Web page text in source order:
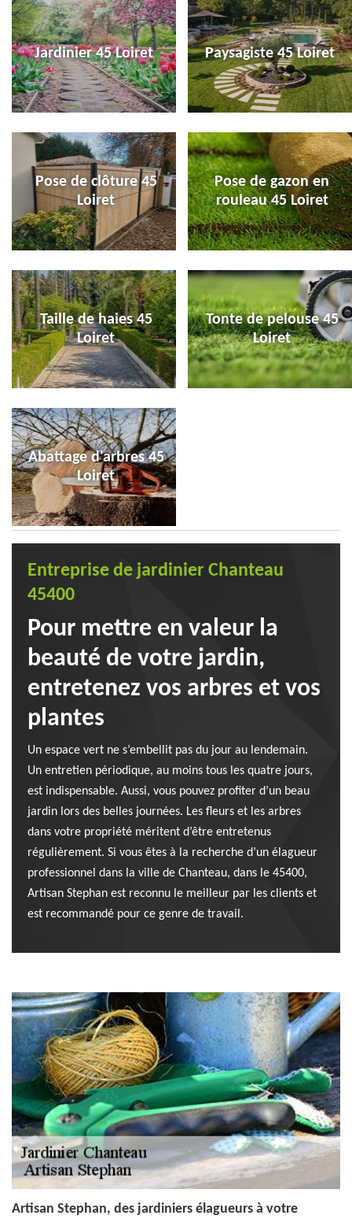
Jardinier 45 Loiret Paysagiste 45 Loiret
Pose de clôture 45
Loiret
Pose de gazon en
rouleau 45 Loiret
Taille de haies 45
Loiret
Tonte de pelouse 45
Loiret
Abattage d'arbres 45
Loiret
Entreprise de jardinier Chanteau
45400
Pour mettre en valeur la
beauté de votre jardin,
entretenez vos arbres et vos
plantes
Un espace vert ne s’embellit pas du jour au lendemain.
Un entretien périodique, au moins tous les quatre jours,
est indispensable. Aussi, vous pouvez profiter d’un beau
jardin lors des belles journées. Les fleurs et les arbres
dans votre propriété méritent d’être entretenus
régulièrement. Si vous êtes à la recherche d’un élagueur
professionnel dans la ville de Chanteau, dans le 45400,
Artisan Stephan est reconnu le meilleur par les clients et
est recommandé pour ce genre de travail.
Artisan Stephan, des jardiniers élagueurs à votre